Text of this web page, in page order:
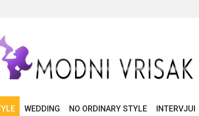
WEDDING NO ORDINARY STYLE INTERVJUI